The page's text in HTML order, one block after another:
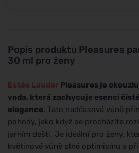
Popis produktu Pleasures
30 ml pro ženy
Estée Lauder Pleasures je
voda, která zachycuje esenci
elegance. Tato nadčasová vůně
pohody, jako když se procházíte
jarním dešti. Je ideální pro ženy,
květinové vůně plné optimismu a